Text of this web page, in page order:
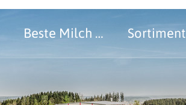
Beste Milch … Sortiment